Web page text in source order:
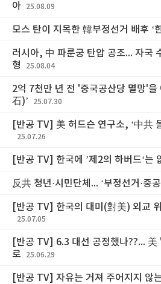
아
25.08.09
모스 탄이 지목한 韓부정선거 배후 ‘
러시아, 中 파룬궁 탄압 공조... 자국
형
25.08.04
2억 7천만 년 전 '중국공산당 멸망'을
石)’
25.07.30
[반공 TV] 美 허드슨 연구소, ‘中共
25.07.26
[반공 TV] 한국에 ’제2의 하버드‘는
反共 청년·시민단체... ‘부정선거·중
[반공 TV] 한국의 대미(對美) 외교
25.07.05
[반공 TV] 6.3 대선 공정했나??...
로
25.06.29
[반공 TV] 자유는 거져 주어지지 않